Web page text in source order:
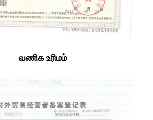
வணிக உரிமம்